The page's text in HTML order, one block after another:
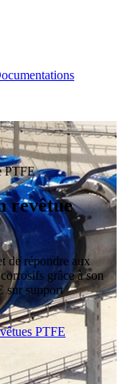
PTFE
revêtue
de répondre aux
grâce à son
sur support
PTFE